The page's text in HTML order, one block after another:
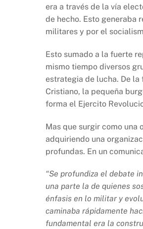
era a través de la vía
de hecho. Esto generaba
militares y por el
Esto sumado a la fuerte
mismo tiempo diversos
estrategia de lucha. De la
Cristiano, la pequeña
forma el Ejercito
Mas que surgir como una
adquiriendo una
profundas. En un
“Se profundiza el debate
una parte la de quienes
énfasis en lo militar y
caminaba rápidamente
fundamental era la